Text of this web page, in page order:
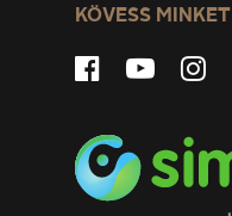
KÖVESS MINKET